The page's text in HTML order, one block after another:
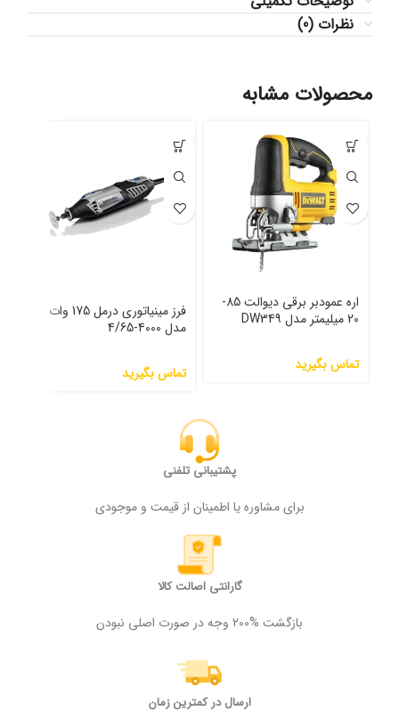
نظرات (0)
محصولات مشابه
اره عمودبر برقی دیوالت 85-
20 میلیمتر مدل DW349
تماس بگیرید
فرز مینیاتوری درمل 175 وات
مدل 4000-4/65
تماس بگیرید
پشتیبانی تلفنی
برای مشاوره یا اطمینان از قیمت و موجودی
گارانتی اصالت کالا
بازگشت %200 وجه در صورت اصلی نبودن
ارسال در کمترین زمان